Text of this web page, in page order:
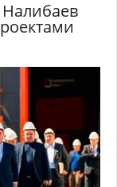
Налибаев